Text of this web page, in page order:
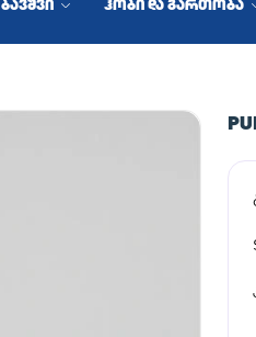
ბავშვი ჰობი და გართობა